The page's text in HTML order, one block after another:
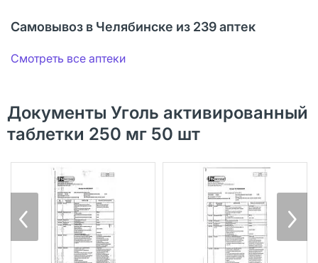
Самовывоз в Челябинске из 239 аптек
Смотреть все аптеки
Документы Уголь активированный
таблетки 250 мг 50 шт